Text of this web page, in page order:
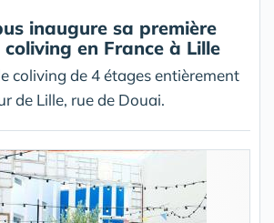
inaugure sa première
coliving en France à Lille
coliving de 4 étages entièrement
de Lille, rue de Douai.